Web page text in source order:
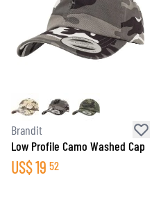
Brandit
Low Profile Camo Washed Cap
US$19 52